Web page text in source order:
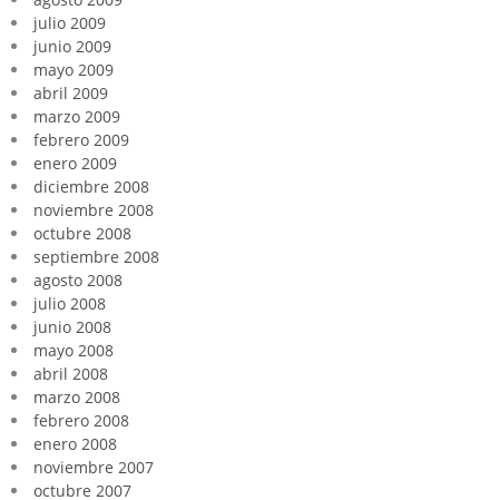
julio 2009
junio 2009
mayo 2009
abril 2009
marzo 2009
febrero 2009
enero 2009
diciembre 2008
noviembre 2008
octubre 2008
septiembre 2008
agosto 2008
julio 2008
junio 2008
mayo 2008
abril 2008
marzo 2008
febrero 2008
enero 2008
noviembre 2007
octubre 2007